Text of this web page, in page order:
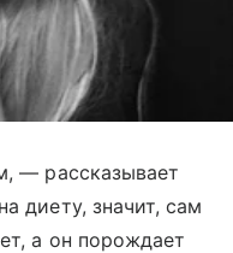
— рассказывает
диету, значит, сам
а он порождает